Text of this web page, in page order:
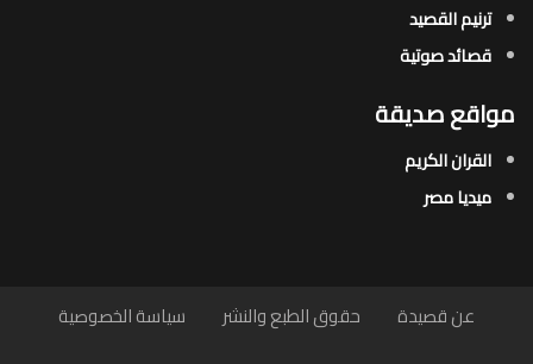
ترنيم القصيد
قصائد صوتية
مواقع صديقة
القران الكريم
ميديا مصر
عن قصيدة حقوق الطبع والنشر
سياسة الخصوصية